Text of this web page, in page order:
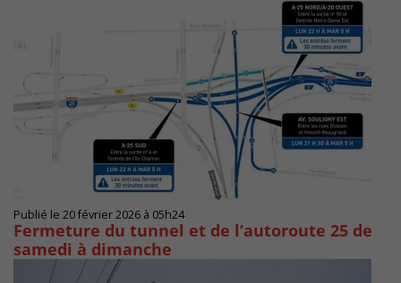
Publié le 20 février 2026 à 05h24
Fermeture du tunnel et de l’autoroute 25 de
samedi à dimanche